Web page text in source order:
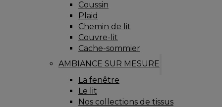
Coussin
Plaid
Chemin de lit
Couvre-lit
Cache-sommier
AMBIANCE SUR MESURE
La fenêtre
Le lit
Nos collections de tissus